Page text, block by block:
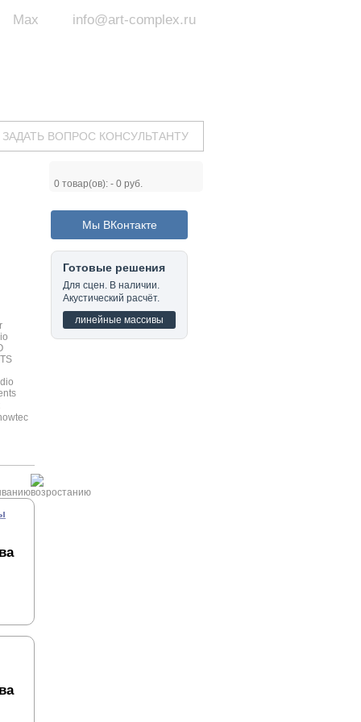
info@art-complex.ru
Max
ЗАДАТЬ ВОПРОС КОНСУЛЬТАНТУ
0 товар(ов): - 0 руб.
Мы ВКонтакте
Готовые решения
Для сцен. В наличии.
Акустический расчёт.
линейные массивы